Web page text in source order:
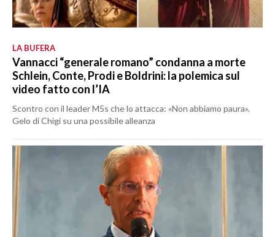
LA BUFERA
Vannacci “generale romano” condanna a morte
Schlein, Conte, Prodi e Boldrini: la polemica sul
video fatto con l’IA
Scontro con il leader M5s che lo attacca: «Non abbiamo paura».
Gelo di Chigi su una possibile alleanza